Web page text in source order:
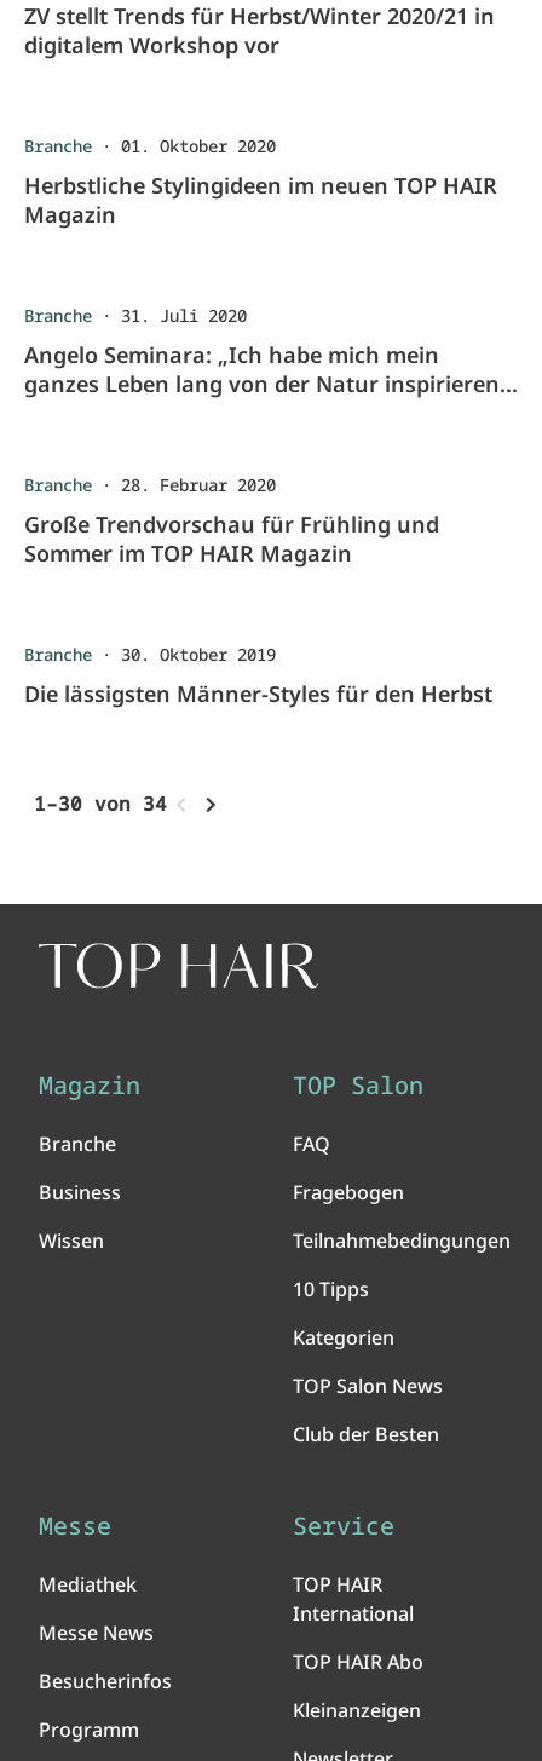
ZV stellt Trends für Herbst/Winter 2020/21 in
digitalem Workshop vor
Branche · 01. Oktober 2020
Herbstliche Stylingideen im neuen TOP HAIR
Magazin
Branche · 31. Juli 2020
Angelo Seminara: „Ich habe mich mein
ganzes Leben lang von der Natur inspirieren
Branche · 28. Februar 2020
Große Trendvorschau für Frühling und
Sommer im TOP HAIR Magazin
Branche · 30. Oktober 2019
Die lässigsten Männer-Styles für den Herbst
1–30 von 34
Magazin
Branche
Business
Wissen
TOP Salon
FAQ
Fragebogen
Teilnahmebedingungen
10 Tipps
Kategorien
TOP Salon News
Club der Besten
Messe
Mediathek
Messe News
Besucherinfos
Programm
Service
TOP HAIR
International
TOP HAIR Abo
Kleinanzeigen